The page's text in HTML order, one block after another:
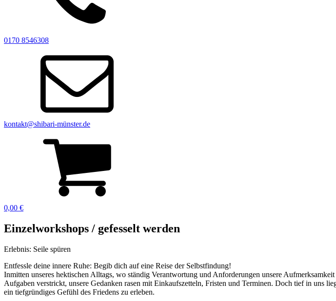
0170 8546308
kontakt@shibari-münster.de
0,00 €
Einzelworkshops / gefesselt werden
Erlebnis: Seile spüren
Entfessle deine innere Ruhe: Begib dich auf eine Reise der Selbstfindung!
Inmitten unseres hektischen Alltags, wo ständig Verantwortung und Anforderungen unsere
Aufgaben verstrickt, unsere Gedanken rasen mit Einkaufszetteln, Fristen und Terminen. Doch tief in uns
ein tiefgründiges Gefühl des Friedens zu erleben.